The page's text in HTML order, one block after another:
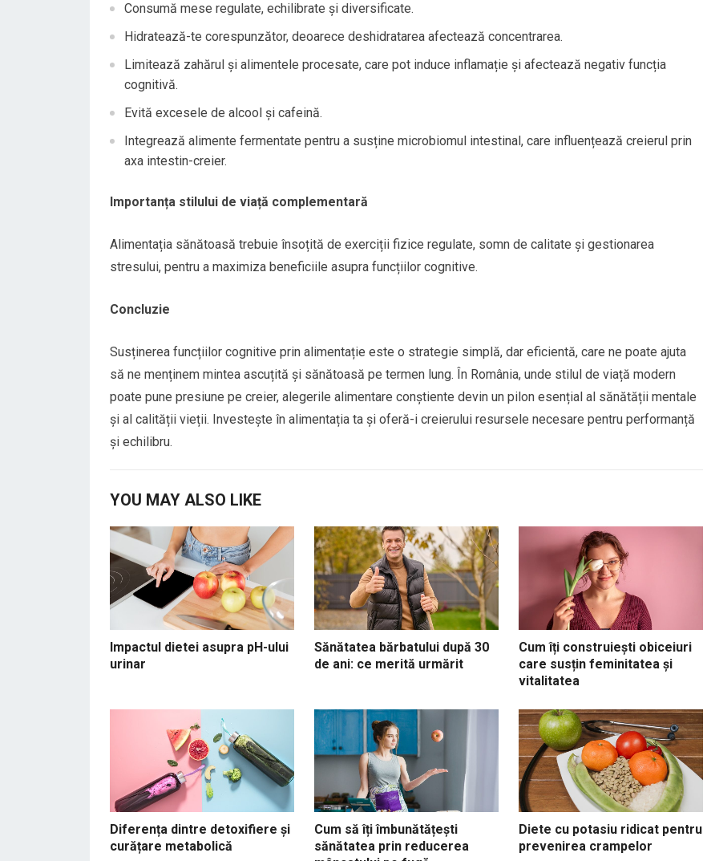
Consumă mese regulate, echilibrate și diversificate.
Hidratează-te corespunzător, deoarece deshidratarea afectează concentrarea.
Limitează zahărul și alimentele procesate, care pot induce inflamație și afectează negativ funcția
cognitivă.
Evită excesele de alcool și cafeină.
Integrează alimente fermentate pentru a susține microbiomul intestinal, care influențează creierul prin
axa intestin-creier.
Importanța stilului de viață complementară
Alimentația sănătoasă trebuie însoțită de exerciții fizice regulate, somn de calitate și gestionarea
stresului, pentru a maximiza beneficiile asupra funcțiilor cognitive.
Concluzie
Susținerea funcțiilor cognitive prin alimentație este o strategie simplă, dar eficientă, care ne poate ajuta
să ne menținem mintea ascuțită și sănătoasă pe termen lung. În România, unde stilul de viață modern
poate pune presiune pe creier, alegerile alimentare conștiente devin un pilon esențial al sănătății mentale
și al calității vieții. Investește în alimentația ta și oferă-i creierului resursele necesare pentru performanță
și echilibru.
YOU MAY ALSO LIKE
Impactul dietei asupra pH-ului
urinar
Sănătatea bărbatului după 30
de ani: ce merită urmărit
Cum îți construiești obiceiuri
care susțin feminitatea și
vitalitatea
Diferența dintre detoxifiere și
curățare metabolică
Cum să îți îmbunătățești
sănătatea prin reducerea
Diete cu potasiu ridicat pentru
prevenirea crampelor